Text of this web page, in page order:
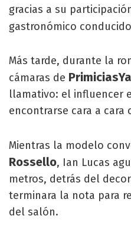
gracias a su
gastronómico
Más tarde, durante la
cámaras de PrimiciasYa
llamativo: el influencer
encontrarse cara a cara
Mientras la modelo
Rossello, Ian Lucas
metros, detrás del
terminara la nota para
del salón.